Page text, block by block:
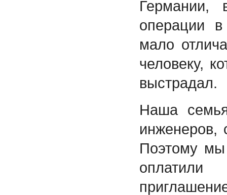
Германии,
операции
мало
человеку,
выстрадал.
Наша
инженеров,
Поэтому мы